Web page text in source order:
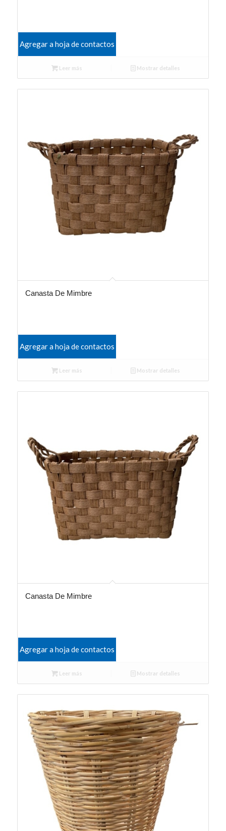
Agregar a hoja de contactos
Leer más Mostrar detalles
Canasta De Mimbre
Agregar a hoja de contactos
Leer más Mostrar detalles
Canasta De Mimbre
Agregar a hoja de contactos
Leer más Mostrar detalles